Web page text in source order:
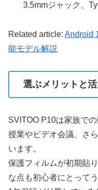
3.5mmジャック、
Related article: Android
能モデル解説
選ぶメリットと
SVITOO P10は家族で
授業やビデオ会議、さ
います。
保護フィルムが初期貼
な点も初心者にとって